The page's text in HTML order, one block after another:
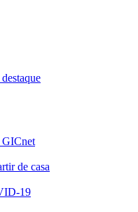
GICnet
de casa
19